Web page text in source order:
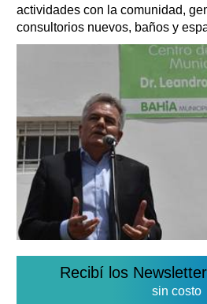
actividades con la comunidad,
consultorios nuevos, baños y
Recibí los
sin costo